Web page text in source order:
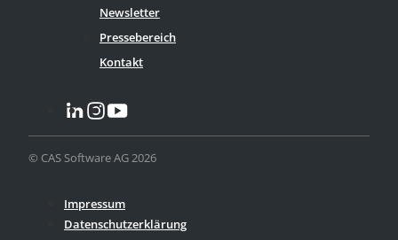
Newsletter
Pressebereich
Kontakt
© CAS Software AG 2026
Impressum
Datenschutzerklärung